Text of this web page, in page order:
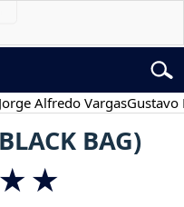
VargasGustavo Petro
BAG)